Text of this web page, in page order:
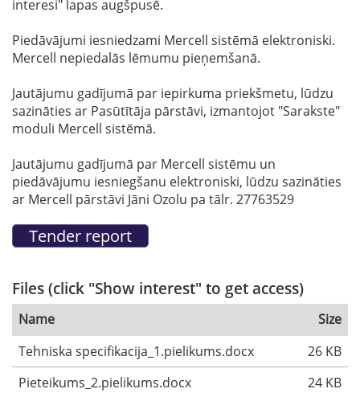
interesi" lapas augšpusē.
Piedāvājumi iesniedzami Mercell sistēmā elektroniski.
Mercell nepiedalās lēmumu pieņemšanā.
Jautājumu gadījumā par iepirkuma priekšmetu, lūdzu
sazināties ar Pasūtītāja pārstāvi, izmantojot "Sarakste"
moduli Mercell sistēmā.
Jautājumu gadījumā par Mercell sistēmu un
piedāvājumu iesniegšanu elektroniski, lūdzu sazināties
ar Mercell pārstāvi Jāni Ozolu pa tālr. 27763529
Files (click "Show interest" to get access)
Name
Size
Tehniska specifikacija_1.pielikums.docx
26 KB
Pieteikums_2.pielikums.docx
24 KB